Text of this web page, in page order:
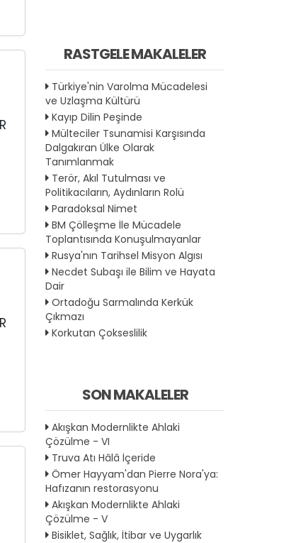
RASTGELE MAKALELER
Türkiye'nin Varolma Mücadelesi
ve Uzlaşma Kültürü
Kayıp Dilin Peşinde
Mülteciler Tsunamisi Karşısında
Dalgakıran Ülke Olarak
Tanımlanmak
Terör, Akıl Tutulması ve
Politikacıların, Aydınların Rolü
Paradoksal Nimet
BM Çölleşme İle Mücadele
Toplantısında Konuşulmayanlar
Rusya'nın Tarihsel Misyon Algısı
Necdet Subaşı ile Bilim ve Hayata
Dair
Ortadoğu Sarmalında Kerkük
Çıkmazı
Korkutan Çokseslilik
SON MAKALELER
Akışkan Modernlikte Ahlaki
Çözülme - VI
Truva Atı Hâlâ İçeride
Ömer Hayyam'dan Pierre Nora'ya:
Hafızanın restorasyonu
Akışkan Modernlikte Ahlaki
Çözülme - V
Bisiklet, Sağlık, İtibar ve Uygarlık